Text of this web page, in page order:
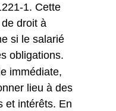
1. Cette
droit à
si le salarié
obligations.
immédiate,
lieu à des
et intérêts. En